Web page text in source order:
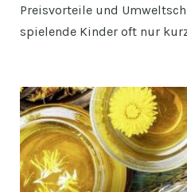
Preisvorteile und
spielende Kinder oft nur